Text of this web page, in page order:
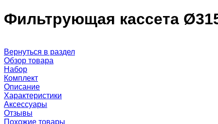
Фильтрующая кассета
Вернуться в раздел
Обзор товара
Набор
Комплект
Описание
Характеристики
Аксессуары
Отзывы
Похожие товары